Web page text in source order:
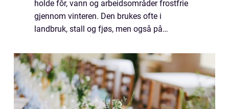
holde fôr, vann og arbeidsområder frostfrie
gjennom vinteren. Den brukes ofte i
landbruk, stall og fjøs, men også på
varmematte fordi den kombinerer høy effekt,
l...